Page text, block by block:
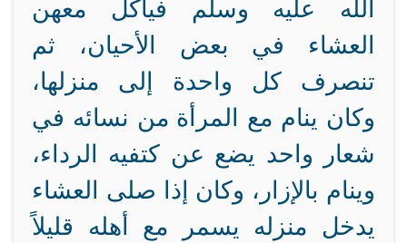
الله عليه وسلم فيأكل معهن
العشاء في بعض الأحيان، ثم
تنصرف كل واحدة إلى منزلها،
وكان ينام مع المرأة من نسائه في
شعار واحد يضع عن كتفيه الرداء،
وينام بالإزار، وكان إذا صلى العشاء
يدخل منزله يسمر مع أهله قليلاً